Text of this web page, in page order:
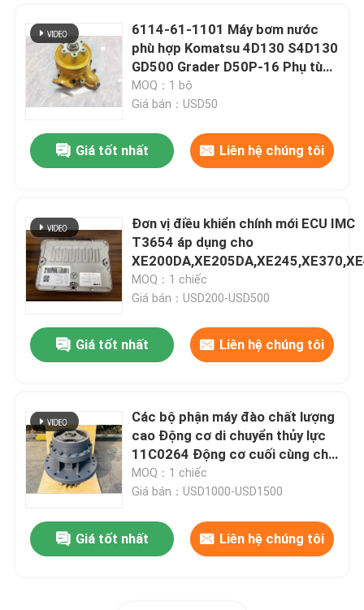
6114-61-1101 Máy bơm nước
phù hợp Komatsu 4D130 S4D130
GD500 Grader D50P-16 Phụ tùng
động cơ
MOQ：1 bộ
Giá bán：USD50
Giá tốt nhất Liên hệ chúng tôi
Đơn vị điều khiển chính mới ECU IMC
T3654 áp dụng cho
MOQ：1 chiếc
Giá bán：USD200-USD500
Giá tốt nhất Liên hệ chúng tôi
Các bộ phận máy đào chất lượng
cao Động cơ di chuyển thủy lực
11C0264 Động cơ cuối cùng cho
LG922D LG922E
MOQ：1 chiếc
Giá bán：USD1000-USD1500
Giá tốt nhất Liên hệ chúng tôi